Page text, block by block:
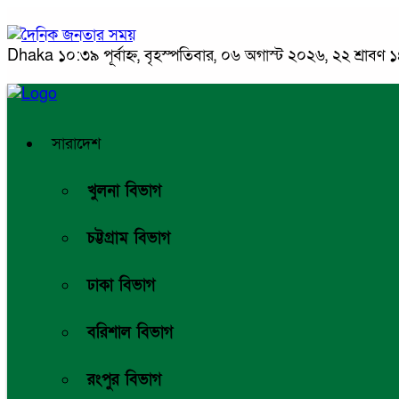
Dhaka ১০:৩৯ পূর্বাহ্ন, বৃহস্পতিবার, ০৬ অগাস্ট ২০২৬, ২২ শ্রাবণ
সারাদেশ
খুলনা বিভাগ
চট্টগ্রাম বিভাগ
ঢাকা বিভাগ
বরিশাল বিভাগ
রংপুর বিভাগ